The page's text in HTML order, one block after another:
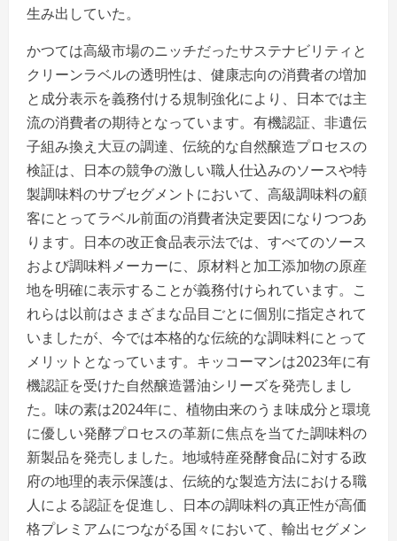
生み出していた。
かつては高級市場のニッチだったサステナビリティと
クリーンラベルの透明性は、健康志向の消費者の増加
と成分表示を義務付ける規制強化により、日本では主
流の消費者の期待となっています。有機認証、非遺伝
子組み換え大豆の調達、伝統的な自然醸造プロセスの
検証は、日本の競争の激しい職人仕込みのソースや特
製調味料のサブセグメントにおいて、高級調味料の顧
客にとってラベル前面の消費者決定要因になりつつあ
ります。日本の改正食品表示法では、すべてのソース
および調味料メーカーに、原材料と加工添加物の原産
地を明確に表示することが義務付けられています。こ
れらは以前はさまざまな品目ごとに個別に指定されて
いましたが、今では本格的な伝統的な調味料にとって
メリットとなっています。キッコーマンは2023年に有
機認証を受けた自然醸造醤油シリーズを発売しまし
た。味の素は2024年に、植物由来のうま味成分と環境
に優しい発酵プロセスの革新に焦点を当てた調味料の
新製品を発売しました。地域特産発酵食品に対する政
府の地理的表示保護は、伝統的な製造方法における職
人による認証を促進し、日本の調味料の真正性が高価
格プレミアムにつながる国々において、輸出セグメン